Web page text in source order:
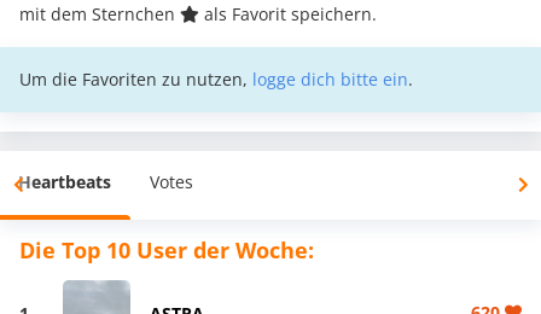
mit dem Sternchen
als Favorit speichern.
Um die Favoriten zu nutzen, logge dich bitte ein.
Heartbeats Votes
Die Top 10 User der Woche: